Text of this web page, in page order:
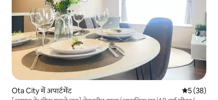
Ota City में अपार्टमेंट औसत रेटिंग
5 (38)